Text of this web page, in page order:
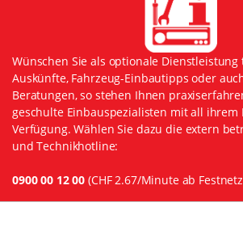
Wünschen Sie als optionale Dienstleistung
Auskünfte, Fahrzeug-Einbautipps oder
Beratungen, so stehen Ihnen
geschulte Einbauspezialisten mit all ihrem
Verfügung. Wählen Sie dazu die extern
und Technikhotline:
0900 00 12 00 (CHF 2.67/Minute ab